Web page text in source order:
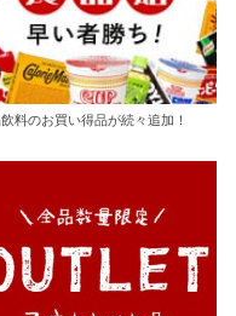
料のお買い得品が続々追加！